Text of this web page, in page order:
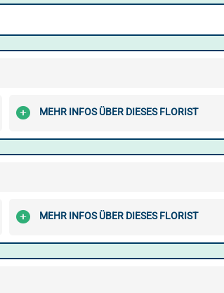
MEHR INFOS ÜBER DIESES FLORIST
MEHR INFOS ÜBER DIESES FLORIST